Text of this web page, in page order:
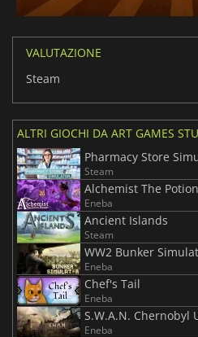
VALUTAZIONE
Steam
ALTRI GIOCHI DA ART GAMES
Pharmacy Store
Steam
Alchemist The
Eneba
Ancient Islands
Steam
WW2 Bunker
Eneba
Chef's Tail
Eneba
S.W.A.N. Chernobyl
Eneba